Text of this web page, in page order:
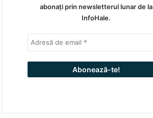
abonați prin newsletterul lunar de la
InfoHale.